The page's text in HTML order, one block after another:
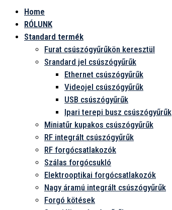
Home
RÓLUNK
Standard termék
Furat csúszógyűrűkön keresztül
Srandard jel csúszógyűrűk
Ethernet csúszógyűrűk
Videojel csúszógyűrűk
USB csúszógyűrűk
Ipari terepi busz csúszógyűrűk
Miniatűr kupakos csúszógyűrűk
RF integrált csúszógyűrűk
RF forgócsatlakozók
Szálas forgócsukló
Elektrooptikai forgócsatlakozók
Nagy áramú integrált csúszógyűrűk
Forgó kötések